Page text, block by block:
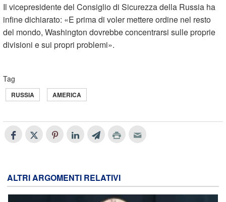
Il vicepresidente del Consiglio di Sicurezza della Russia ha
infine dichiarato: «E prima di voler mettere ordine nel resto
del mondo, Washington dovrebbe concentrarsi sulle proprie
divisioni e sui propri problemi».
Tag
RUSSIA AMERICA
ALTRI ARGOMENTI RELATIVI